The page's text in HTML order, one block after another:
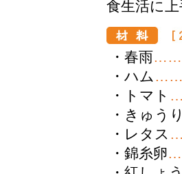
食生活に
・春雨
・ハム
・トマト
・きゅう
・レタス
・錦糸卵